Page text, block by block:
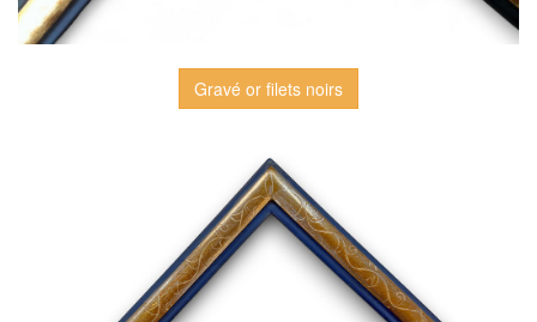
Gravé or filets noirs